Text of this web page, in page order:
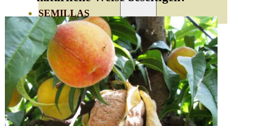
SEMILLAS
VER TODAS
BIODINÁMICAS DEMETER
HORTALIZA FRUTO
SEMILLAS HORTALIZA DE